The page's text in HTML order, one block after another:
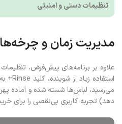
تنظیمات دستی و امنیتی
مدیریت زمان و
دهد) تجربه کاربری بی‌نقصی را برای